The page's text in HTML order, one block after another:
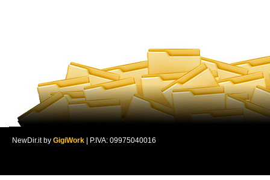
NewDir.it by GigiWork | P.IVA: 09975040016